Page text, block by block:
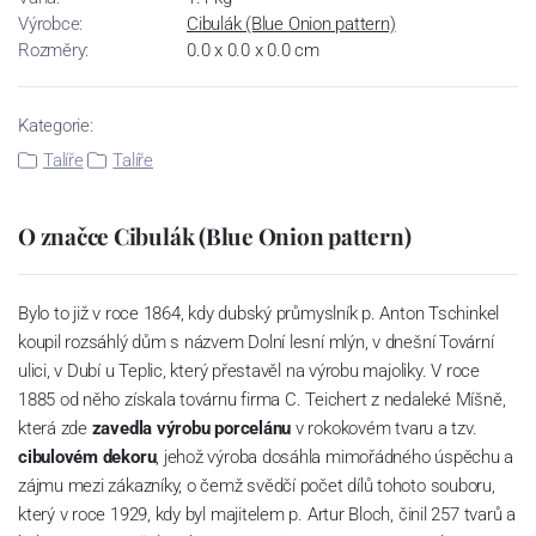
Výrobce:
Cibulák (Blue Onion pattern)
Rozměry:
0.0 x 0.0 x 0.0 cm
Kategorie:
Talíře
Talíře
O značce Cibulák (Blue Onion pattern)
Bylo to již v roce 1864, kdy dubský průmyslník p. Anton Tschinkel
koupil rozsáhlý dům s názvem Dolní lesní mlýn, v dnešní Tovární
ulici, v Dubí u Teplic, který přestavěl na výrobu majoliky. V roce
1885 od něho získala továrnu firma C. Teichert z nedaleké Míšně,
která zde zavedla výrobu porcelánu v rokokovém tvaru a tzv.
cibulovém dekoru, jehož výroba dosáhla mimořádného úspěchu a
zájmu mezi zákazníky, o čemž svědčí počet dílů tohoto souboru,
který v roce 1929, kdy byl majitelem p. Artur Bloch, činil 257 tvarů a